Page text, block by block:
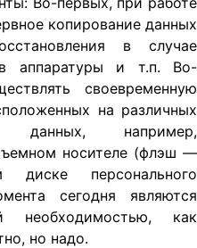
копирование данных
в случае
аппаратуры и т.п. Во-
своевременную
на различных
данных, например,
носителе (флэш —
персонального
сегодня являются
необходимостью, как
но надо.